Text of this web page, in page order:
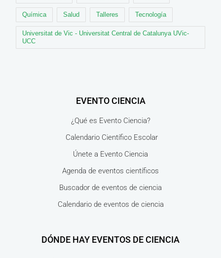
Química Salud Talleres Tecnología
Universitat de Vic - Universitat Central de Catalunya UVic-
UCC
EVENTO CIENCIA
¿Qué es Evento Ciencia?
Calendario Científico Escolar
Únete a Evento Ciencia
Agenda de eventos científicos
Buscador de eventos de ciencia
Calendario de eventos de ciencia
DÓNDE HAY EVENTOS DE CIENCIA